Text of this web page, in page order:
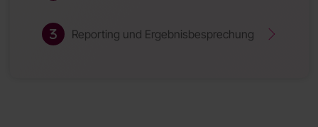
Reporting und Ergebnisbesprechung